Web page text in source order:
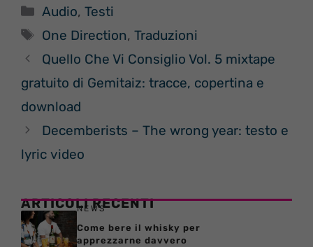
Categorie
Audio,Testi
Tag
One Direction,Traduzioni
Quello Che Vi Consiglio Vol. 5 mixtape
gratuito di Gemitaiz: tracce, copertina e
download
Decemberists – The wrong year: testo e
lyric video
ARTICOLI RECENTI
NEWS
Come bere il whisky per
apprezzarne davvero